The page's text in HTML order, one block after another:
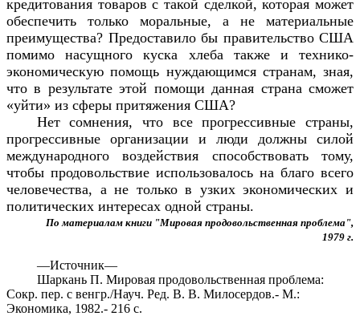
кредитования товаров с такой сделкой, которая может
обеспечить только моральные, а не материальные
преимущества? Предоставило бы правительство США
помимо насущного куска хлеба также и технико-
экономическую помощь нуждающимся странам, зная,
что в результате этой помощи данная страна сможет
«уйти» из сферы притяжения США?
Нет сомнения, что все прогрессивные страны,
прогрессивные организации и люди должны силой
международного воздействия способствовать тому,
чтобы продовольствие использовалось на благо всего
человечества, а не только в узких экономических и
политических интересах одной страны.
По материалам книги "Мировая продовольственная проблема",
1979 г.
—Источник—
Шаркань П. Мировая продовольственная проблема:
Сокр. пер. с венгр./Науч. Ред. В. В. Милосердов.- М.:
Экономика, 1982.- 216 с.